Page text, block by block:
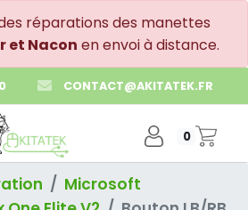
réparations des manettes
et Nacon en envoi à distance.
CONTACT@AKITATEK.FR
0
Microsoft